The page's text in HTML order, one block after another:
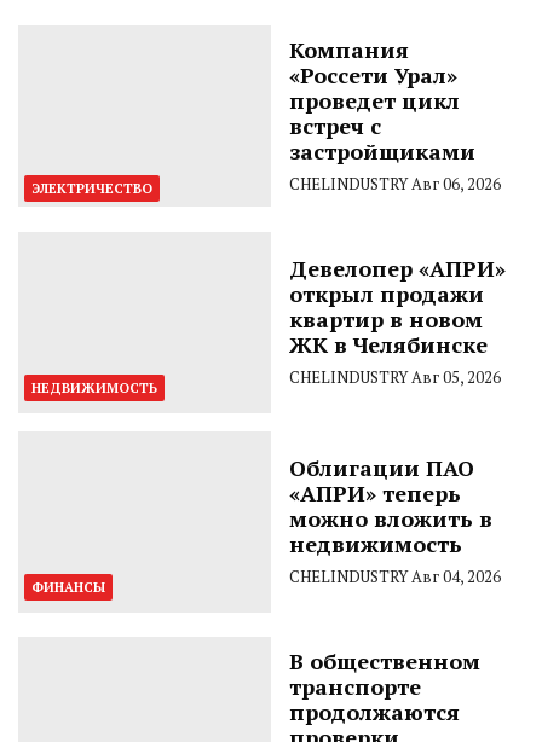
ЭЛЕКТРИЧЕСТВО
Компания
«Россети Урал»
проведет цикл
встреч с
застройщиками
CHELINDUSTRYАвг 06, 2026
НЕДВИЖИМОСТЬ
Девелопер «АПРИ»
открыл продажи
квартир в новом
ЖК в Челябинске
CHELINDUSTRYАвг 05, 2026
ФИНАНСЫ
Облигации ПАО
«АПРИ» теперь
можно вложить в
недвижимость
CHELINDUSTRYАвг 04, 2026
В общественном
транспорте
продолжаются